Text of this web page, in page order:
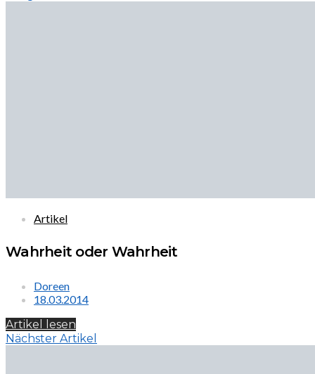
Artikel
Wahrheit oder Wahrheit
Doreen
18.03.2014
Artikel lesen
Nächster Artikel